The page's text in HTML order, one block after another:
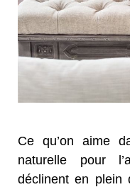
Ce qu’on aime
naturelle pour
déclinent en plein